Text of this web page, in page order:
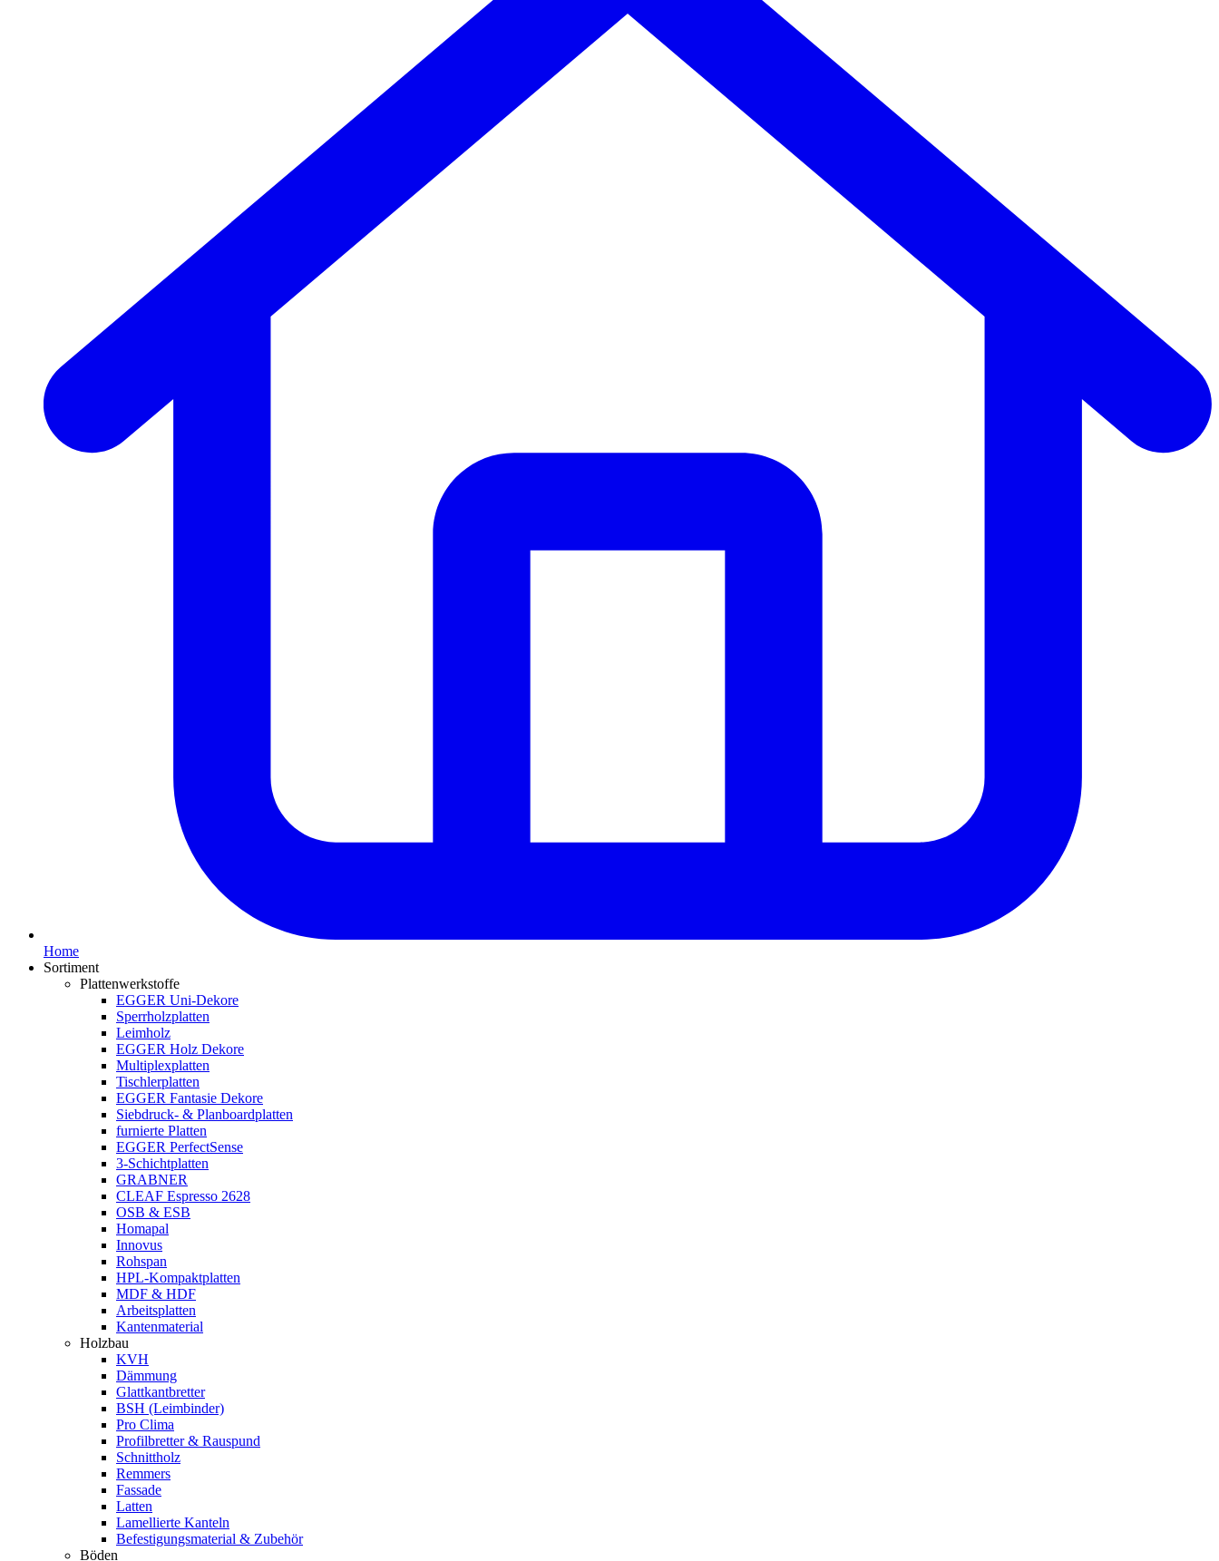
Home
Sortiment
Plattenwerkstoffe
EGGER Uni-Dekore
Sperrholzplatten
Leimholz
EGGER Holz Dekore
Multiplexplatten
Tischlerplatten
EGGER Fantasie Dekore
Siebdruck- & Planboardplatten
furnierte Platten
EGGER PerfectSense
3-Schichtplatten
GRABNER
CLEAF Espresso 2628
OSB & ESB
Homapal
Innovus
Rohspan
HPL-Kompaktplatten
MDF & HDF
Arbeitsplatten
Kantenmaterial
Holzbau
KVH
Dämmung
Glattkantbretter
BSH (Leimbinder)
Pro Clima
Profilbretter & Rauspund
Schnittholz
Remmers
Fassade
Latten
Lamellierte Kanteln
Befestigungsmaterial & Zubehör
Böden